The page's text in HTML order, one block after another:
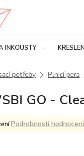
INKOUSTY
potřeby Plnicí pera
GO -
Podrobnosti hodnocení